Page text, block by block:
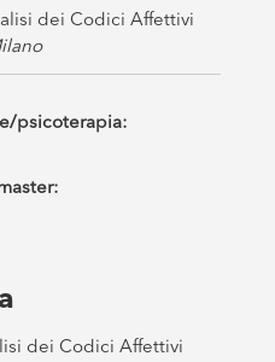
dei Codici Affettivi
psicoterapia:
dei Codici Affettivi